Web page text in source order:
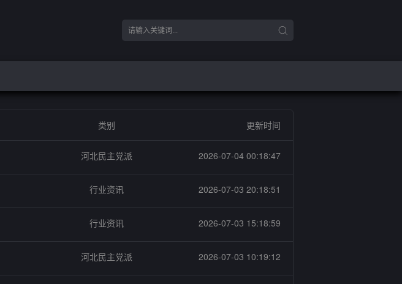
类别 更新时间
河北民主党派 2026-07-04 00:18:47
行业资讯 2026-07-03 20:18:51
行业资讯 2026-07-03 15:18:59
河北民主党派 2026-07-03 10:19:12